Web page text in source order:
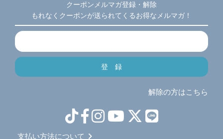
クーポンメルマガ登録・解除
もれなくクーポンが送られてくるお得なメルマガ！
解除の方はこちら
支払い方法について